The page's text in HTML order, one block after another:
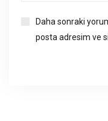
Daha sonraki
posta adresim ve